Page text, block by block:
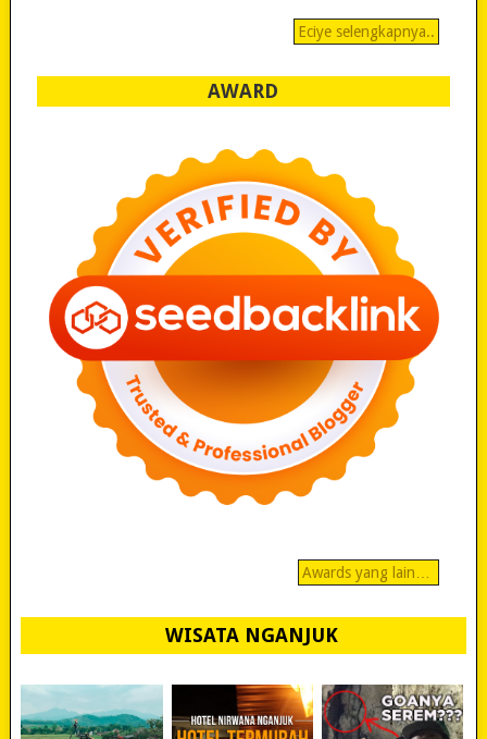
Eciye selengkapnya..
AWARD
Awards yang lain…
WISATA NGANJUK